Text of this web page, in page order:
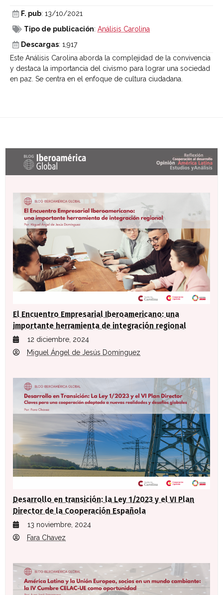
F. pub: 13/10/2021
Tipo de publicación: Análisis Carolina
Descargas: 1,917
Este Análisis Carolina aborda la complejidad de la convivencia
y destaca la importancia del civismo para lograr una sociedad
en paz. Se centra en el enfoque de cultura ciudadana.
Últimas entradas Blog Iberoamérica global
El Encuentro Empresarial Iberoamericano: una
importante herramienta de integración regional
12 diciembre, 2024
Miguel Ángel de Jesús Domínguez
Desarrollo en transición: la Ley 1/2023 y el VI Plan
Director de la Cooperación Española
13 noviembre, 2024
Fara Chavez